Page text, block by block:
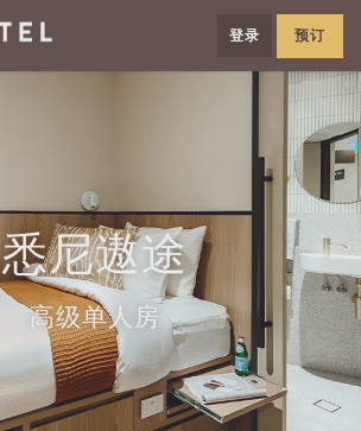
登录 预订
悉尼遨途
高级单人房